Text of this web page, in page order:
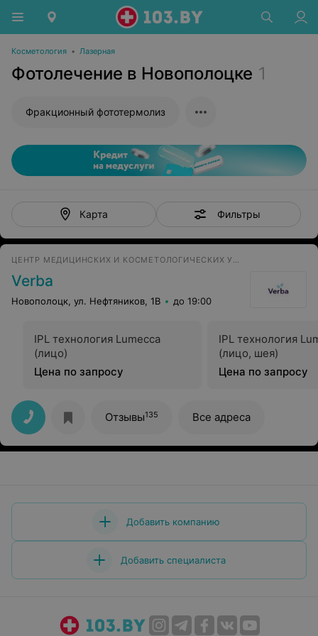
Косметология • Лазерная
Фотолечение в Новополоцке 1
Фракционный фототермолиз
Карта Фильтры
ЦЕНТР МЕДИЦИНСКИХ И КОСМЕТОЛОГИЧЕСКИХ УСЛУГ
Verba
Новополоцк, ул. Нефтяников, 1В до 19:00
IPL технология Lumecca
(лицо)
Цена по запросу
IPL технология
(лицо, шея)
Цена по запросу
Отзывы135 Все адреса
Добавить компанию
Добавить специалиста